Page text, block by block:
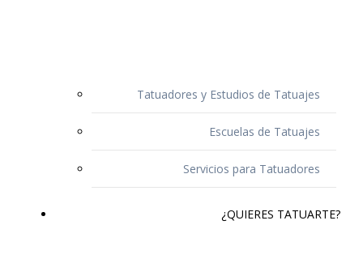
Tatuadores y Estudios de Tatuajes
Escuelas de Tatuajes
Servicios para Tatuadores
¿QUIERES TATUARTE?